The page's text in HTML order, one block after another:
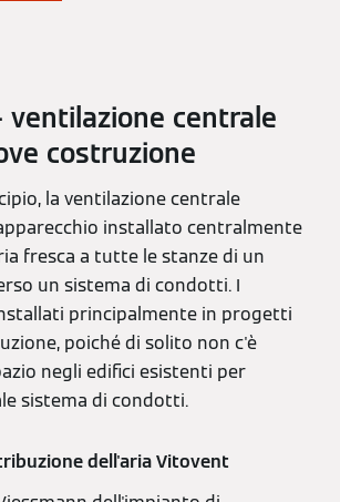
ventilazione centrale
costruzione
la ventilazione centrale
installato centralmente
fresca a tutte le stanze di un
un sistema di condotti. I
principalmente in progetti
poiché di solito non c'è
negli edifici esistenti per
sistema di condotti.
dell'aria Vitovent